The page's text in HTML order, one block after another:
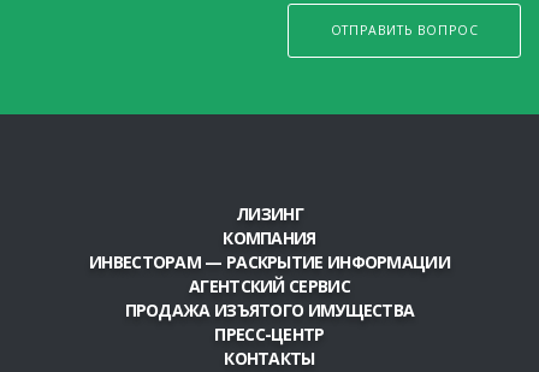
ОТПРАВИТЬ ВОПРОС
ЛИЗИНГ
КОМПАНИЯ
ИНВЕСТОРАМ — РАСКРЫТИЕ ИНФОРМАЦИИ
АГЕНТСКИЙ СЕРВИС
ПРОДАЖА ИЗЪЯТОГО ИМУЩЕСТВА
ПРЕСС-ЦЕНТР
КОНТАКТЫ